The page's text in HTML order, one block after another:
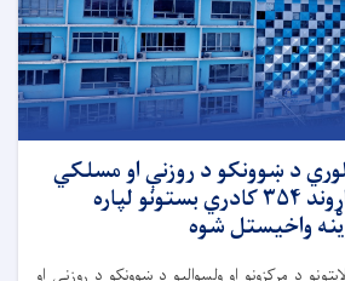
د ښوونکو د روزنې او مسلکي
پراختیا علمي غړو اړوند ۳۵۴ کادري بستونو لپاره
واخیستل شوه